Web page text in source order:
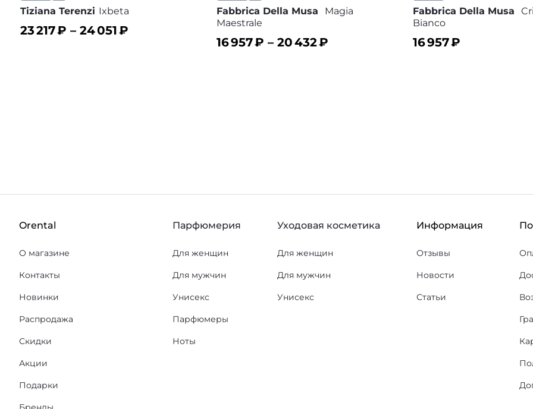
Tiziana Terenzi Ixbeta
23 217₽ – 24 051₽
Fabbrica Della Musa
Magia
Maestrale
16 957₽ – 20 432₽
Fabbrica Della Musa
Bianco
16 957₽
Orental
О магазине
Контакты
Новинки
Распродажа
Скидки
Акции
Подарки
Парфюмерия
Для женщин
Для мужчин
Унисекс
Парфюмеры
Ноты
Уходовая косметика
Для женщин
Для мужчин
Унисекс
Информация
Отзывы
Новости
Статьи